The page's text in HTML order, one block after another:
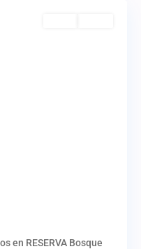
en RESERVA Bosque